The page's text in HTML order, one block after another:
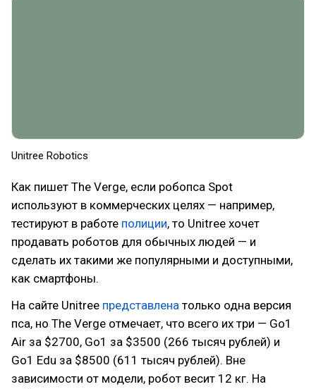
Unitree Robotics
Как пишет The Verge, если робопса Spot
используют в коммерческих целях — например,
тестируют в работе полиции, то Unitree хочет
продавать роботов для обычных людей — и
сделать их такими же популярными и доступными,
как смартфоны.
На сайте Unitree представлена только одна версия
пса, но The Verge отмечает, что всего их три — Go1
Air за $2700, Go1 за $3500 (266 тысяч рублей) и
Go1 Edu за $8500 (611 тысяч рублей). Вне
зависимости от модели, робот весит 12 кг. На